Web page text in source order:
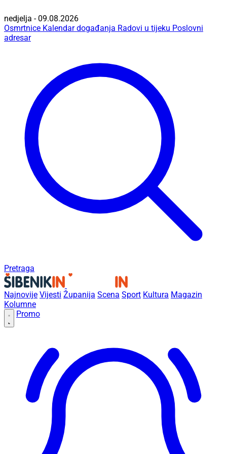
nedjelja - 09.08.2026
Osmrtnice Kalendar događanja Radovi u tijeku Poslovni
adresar
Pretraga
Najnovije Vijesti Županija Scena Sport Kultura Magazin
Kolumne
Promo